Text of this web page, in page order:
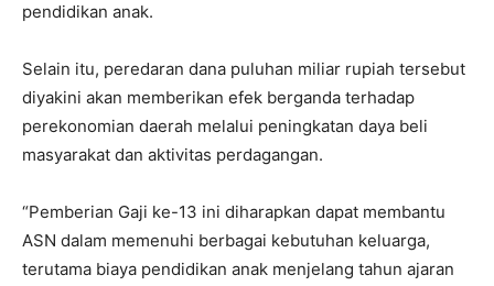
pendidikan anak.
Selain itu, peredaran dana puluhan miliar rupiah tersebut
diyakini akan memberikan efek berganda terhadap
perekonomian daerah melalui peningkatan daya beli
masyarakat dan aktivitas perdagangan.
“Pemberian Gaji ke-13 ini diharapkan dapat membantu
ASN dalam memenuhi berbagai kebutuhan keluarga,
terutama biaya pendidikan anak menjelang tahun ajaran